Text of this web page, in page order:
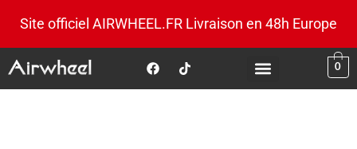
Site officiel AIRWHEEL.FR Livraison en 48h Europe
0